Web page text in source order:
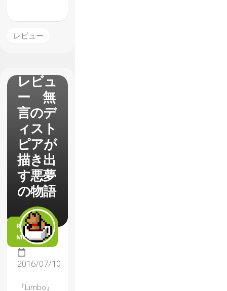
レビュー
レビュ
ー 無
言のデ
ィスト
ピアが
描き出
す悪夢
の物語
READ
MORE
2016/07/10
『Limbo』